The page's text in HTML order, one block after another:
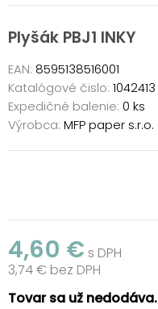
Plyšák PBJ1 INKY
EAN: 8595138516001
Katalógové čislo: 1042413
Expedičné balenie: 0 ks
Výrobca: MFP paper s.r.o.
4,60 € s DPH
3,74 € bez DPH
Tovar sa už nedodáva.